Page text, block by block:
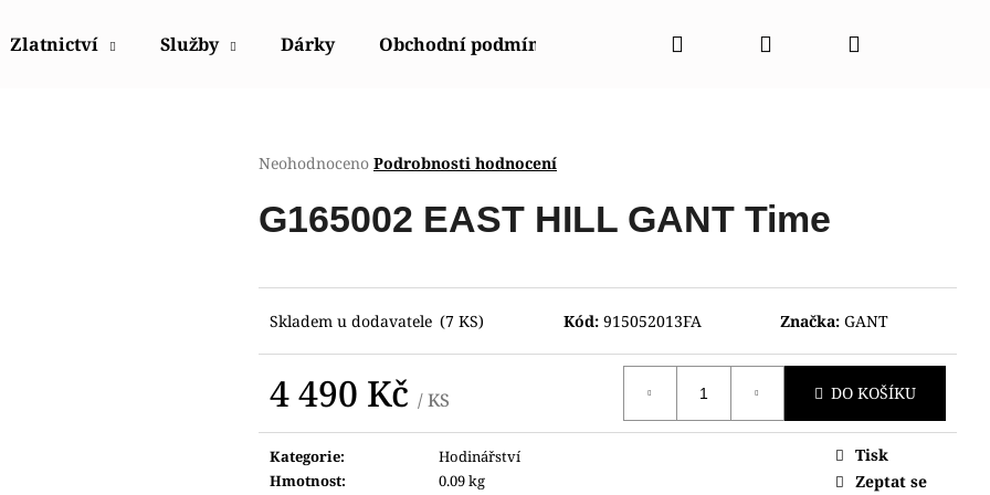
Zlatnictví Služby Dárky Obchodní podmínky Napište nám Kontakty
Hledat PřihlášeníNákupní
Průměrné
produktu
je
5
Neohodnoceno Podrobnosti hodnocení
G165002 EAST HILL GANT Time
Skladem u dodavatele (7 KS) Kód: 915052013FA Značka:GANT
4 490 Kč / KS DO KOŠÍKU
Kategorie:
Hodinářství
Hmotnost:
0.09 kg
Tisk
Zeptat se
HLEDAT
POLICE PEWJK2003440